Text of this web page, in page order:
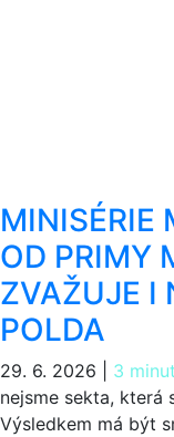
MINISÉRIE
OD PRIMY
ZVAŽUJE I
POLDA
29. 6. 2026 3
nejsme sekta, která
Výsledkem má být